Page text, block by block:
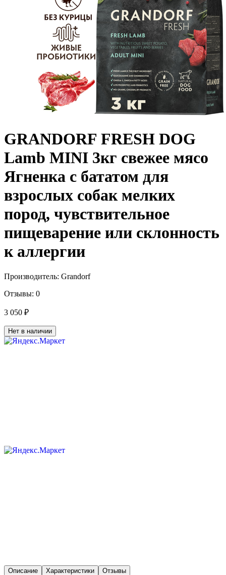
GRANDORF FRESH DOG
Lamb MINI 3кг cвежее мясо
Ягненка с бататом для
взрослых собак мелких
пород, чувствительное
пищеварение или склонность
к аллергии
Производитель: Grandorf
Отзывы: 0
3 050 ₽
Нет в наличии
Описание Характеристики Отзывы